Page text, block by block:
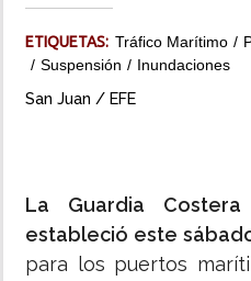
ETIQUETAS: Tráfico Marítimo
Suspensión
Inundaciones
San Juan / EFE
La Guardia
estableció este
para los puertos